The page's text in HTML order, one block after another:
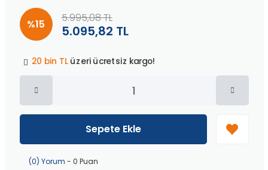
%15 5.095,82 TL
5.995,08 TL
20 bin TLüzeri ücretsiz kargo!
40 bin TL
Peşin fiyatına
üzeri ücretsiz kargo!
üzeri ücretsiz kargo!
40 bin TLüzeri özel teklif!
Sepete Ekle
(0) Yorum - 0 Puan